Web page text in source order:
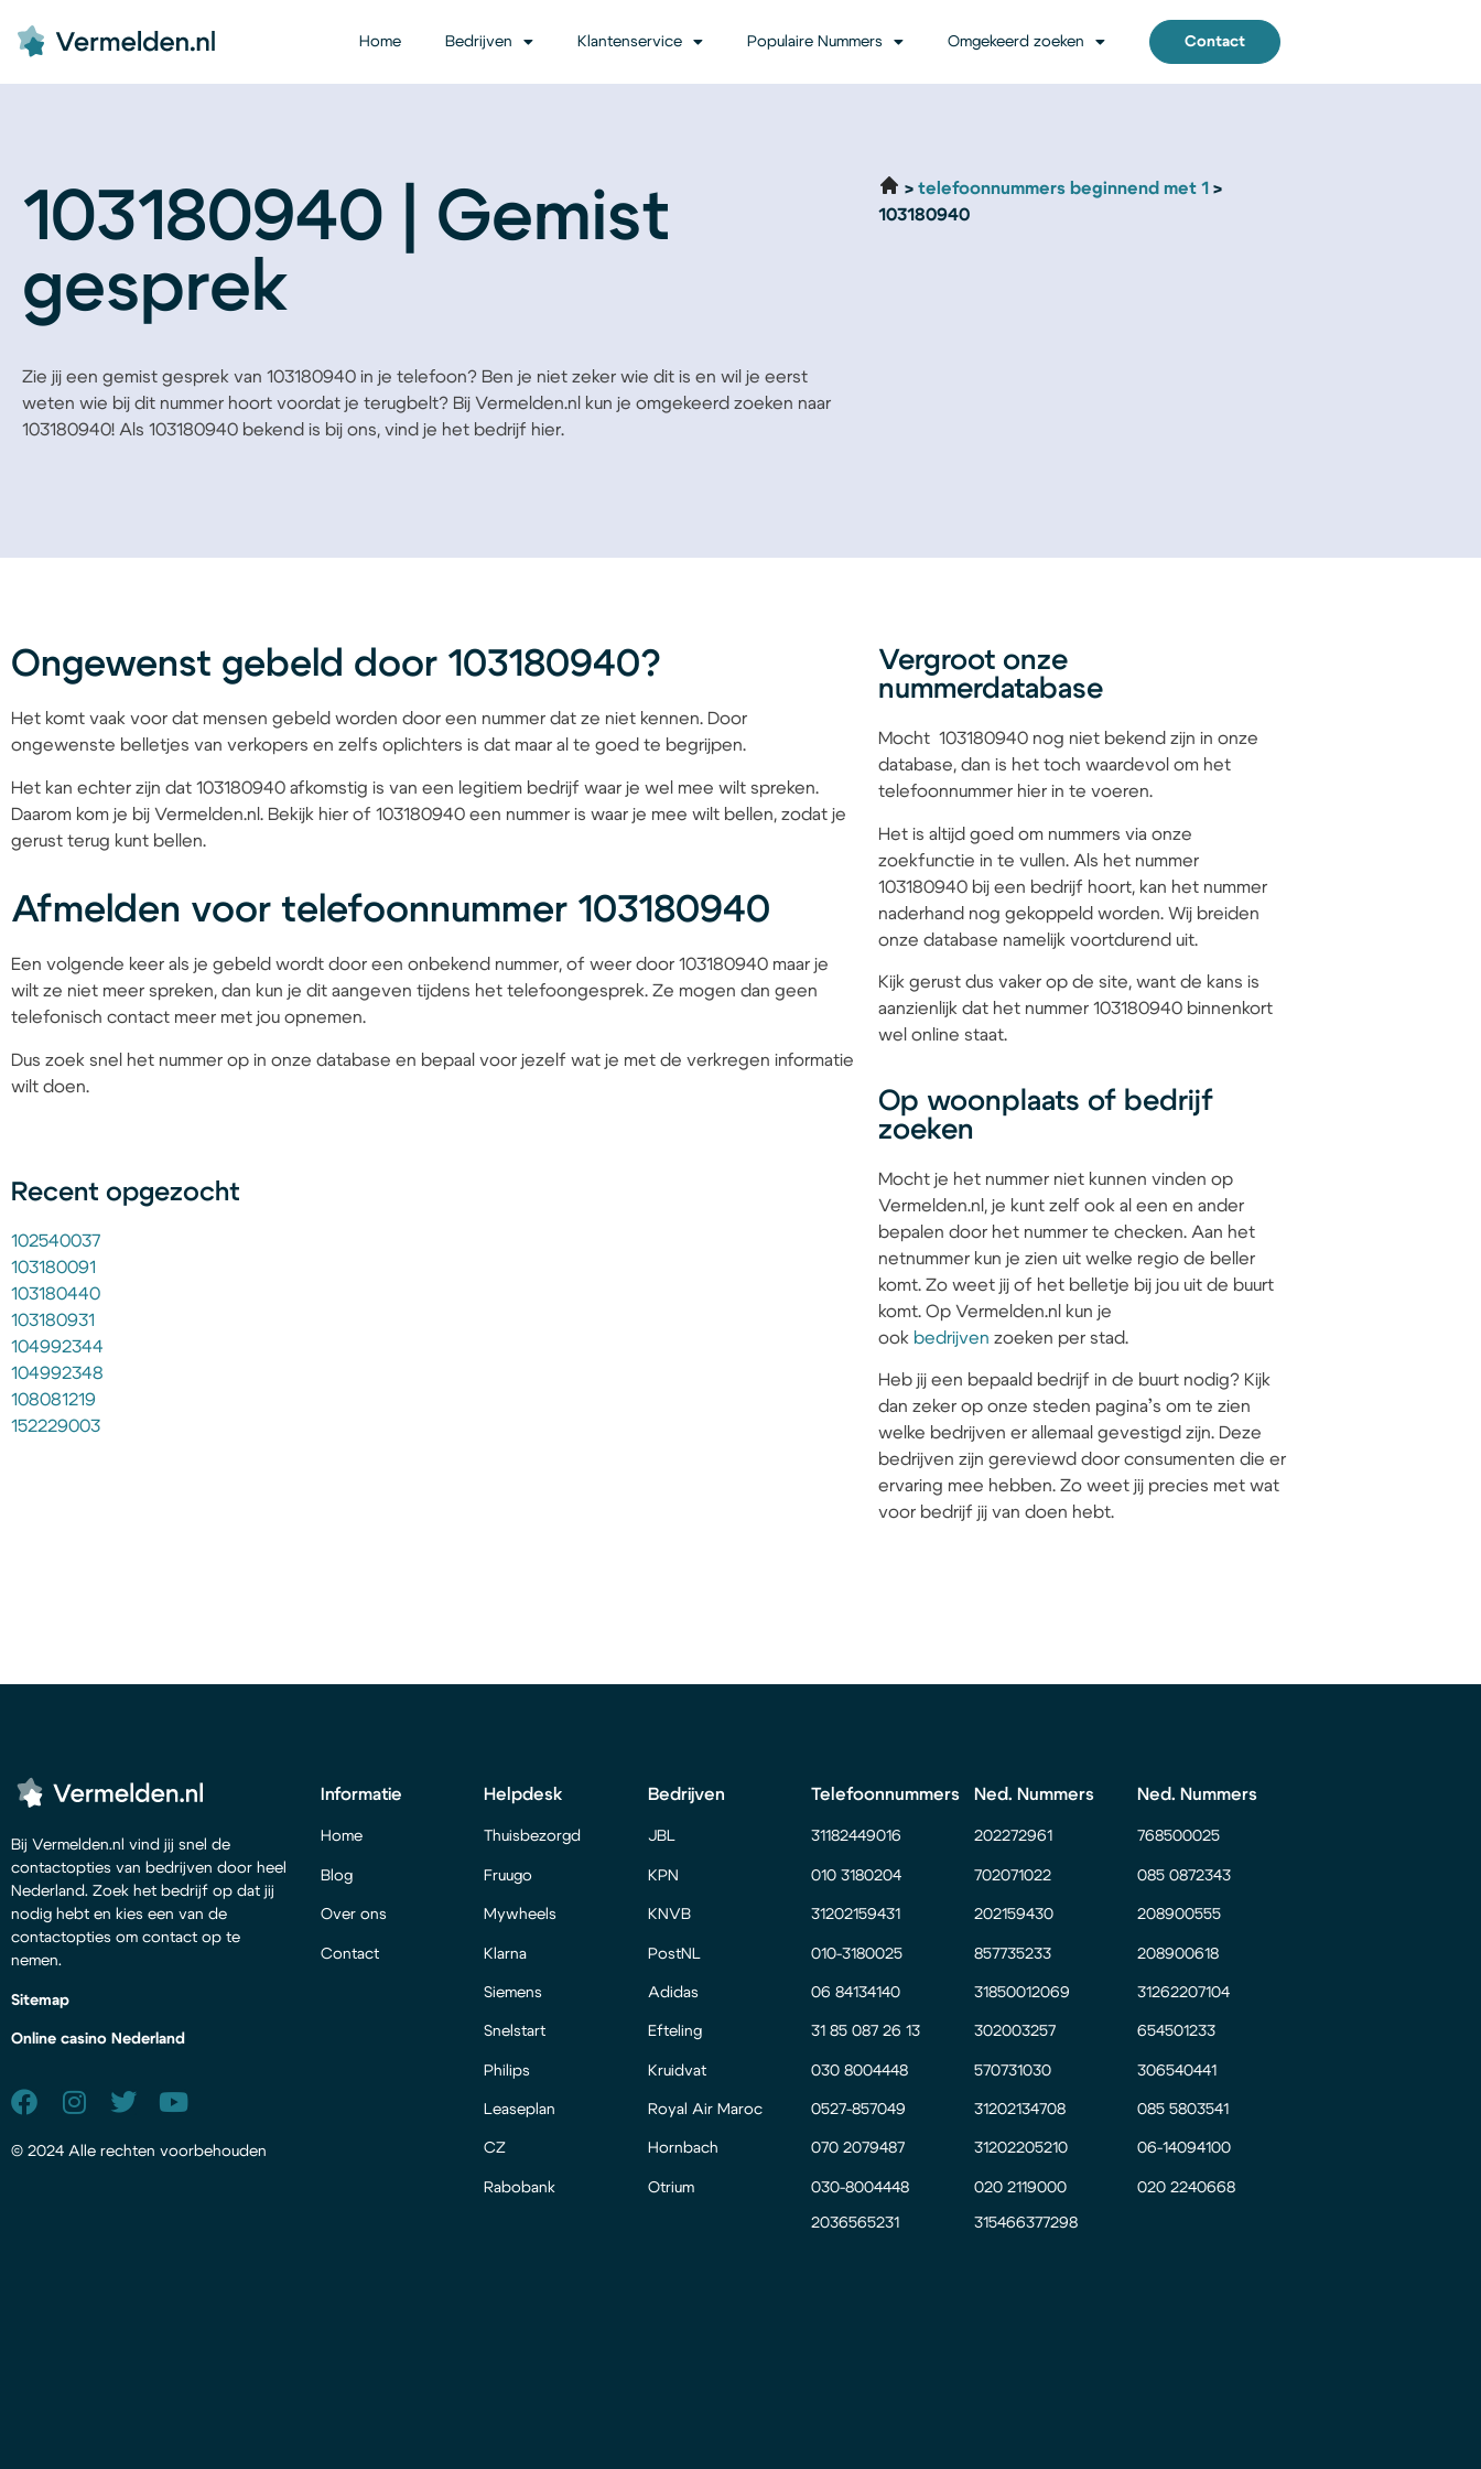
Home Bedrijven Klantenservice Populaire Nummers Omgekeerd zoeken Contact
103180940 | Gemist
gesprek
Zie jij een gemist gesprek van 103180940 in je telefoon? Ben je niet zeker wie dit is en wil je eerst
weten wie bij dit nummer hoort voordat je terugbelt? Bij Vermelden.nl kun je omgekeerd zoeken naar
103180940! Als 103180940 bekend is bij ons, vind je het bedrijf hier.
telefoonnummers beginnend met 1
103180940
Ongewenst gebeld door 103180940?
Het komt vaak voor dat mensen gebeld worden door een nummer dat ze niet kennen. Door
ongewenste belletjes van verkopers en zelfs oplichters is dat maar al te goed te begrijpen.
Het kan echter zijn dat 103180940 afkomstig is van een legitiem bedrijf waar je wel mee wilt spreken.
Daarom kom je bij Vermelden.nl. Bekijk hier of 103180940 een nummer is waar je mee wilt bellen, zodat je
gerust terug kunt bellen.
Afmelden voor telefoonnummer 103180940
Een volgende keer als je gebeld wordt door een onbekend nummer, of weer door 103180940 maar je
wilt ze niet meer spreken, dan kun je dit aangeven tijdens het telefoongesprek. Ze mogen dan geen
telefonisch contact meer met jou opnemen.
Dus zoek snel het nummer op in onze database en bepaal voor jezelf wat je met de verkregen informatie
wilt doen.
Recent opgezocht
102540037
103180091
103180440
103180931
104992344
104992348
108081219
152229003
Vergroot onze
nummerdatabase
Mocht 103180940 nog niet bekend zijn in onze
database, dan is het toch waardevol om het
telefoonnummer hier in te voeren.
Het is altijd goed om nummers via onze
zoekfunctie in te vullen. Als het nummer
103180940 bij een bedrijf hoort, kan het nummer
naderhand nog gekoppeld worden. Wij breiden
onze database namelijk voortdurend uit.
Kijk gerust dus vaker op de site, want de kans is
aanzienlijk dat het nummer 103180940 binnenkort
wel online staat.
Op woonplaats of bedrijf
zoeken
Mocht je het nummer niet kunnen vinden op
Vermelden.nl, je kunt zelf ook al een en ander
bepalen door het nummer te checken. Aan het
netnummer kun je zien uit welke regio de beller
komt. Zo weet jij of het belletje bij jou uit de buurt
komt. Op Vermelden.nl kun je
ook bedrijven zoeken per stad.
Heb jij een bepaald bedrijf in de buurt nodig? Kijk
dan zeker op onze steden pagina’s om te zien
welke bedrijven er allemaal gevestigd zijn. Deze
bedrijven zijn gereviewd door consumenten die er
ervaring mee hebben. Zo weet jij precies met wat
voor bedrijf jij van doen hebt.
Bij Vermelden.nl vind jij snel de
contactopties van bedrijven door heel
Nederland. Zoek het bedrijf op dat jij
nodig hebt en kies een van de
contactopties om contact op te
nemen.
Sitemap
Online casino Nederland
© 2024 Alle rechten voorbehouden
Informatie
Home
Blog
Over ons
Contact
Helpdesk
Thuisbezorgd
Fruugo
Mywheels
Klarna
Siemens
Snelstart
Philips
Leaseplan
CZ
Rabobank
Bedrijven
JBL
KPN
KNVB
PostNL
Adidas
Efteling
Kruidvat
Royal Air Maroc
Hornbach
Otrium
Telefoonnummers
31182449016
010 3180204
31202159431
010-3180025
06 84134140
31 85 087 26 13
030 8004448
0527-857049
070 2079487
030-8004448
2036565231
Ned. Nummers
202272961
702071022
202159430
857735233
31850012069
302003257
570731030
31202134708
31202205210
020 2119000
315466377298
Ned. Nummers
768500025
085 0872343
208900555
208900618
31262207104
654501233
306540441
085 5803541
06-14094100
020 2240668